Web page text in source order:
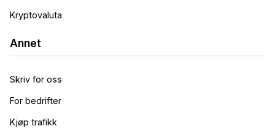
Kryptovaluta
Annet
Skriv for oss
For bedrifter
Kjøp trafikk